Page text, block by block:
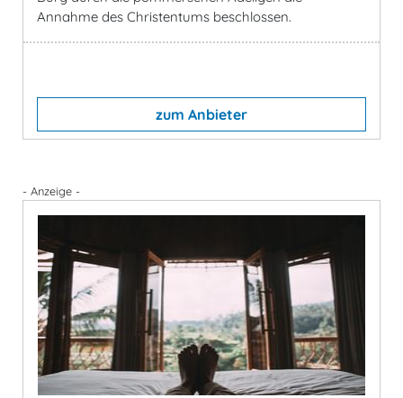
Annahme des Christentums beschlossen.
zum Anbieter
- Anzeige -